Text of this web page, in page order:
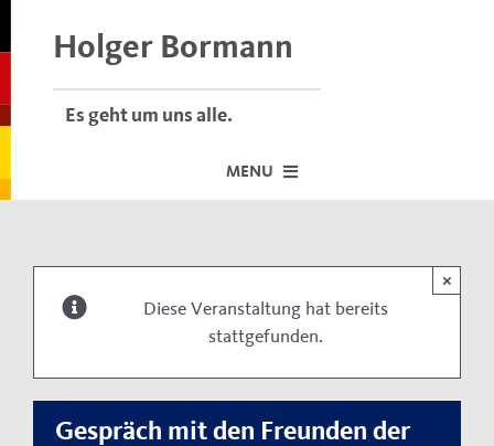
Holger Bormann
Es geht um uns alle.
MENU
Dafür stehe ich
Termine vor Ort
Neuigkeiten
Diese Veranstaltung hat bereits
stattgefunden.
×
Gespräch mit den Freunden der